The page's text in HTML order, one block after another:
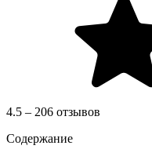
4.5 – 206 отзывов
Содержание